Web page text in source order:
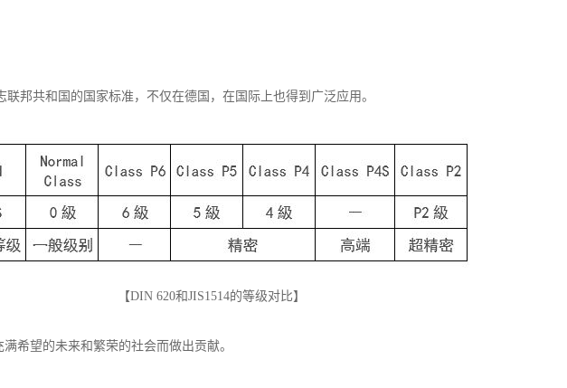
邦共和国的国家标准，不仅在德国，在国际上也得到广泛应用。
【DIN 620和JIS1514的等级对比】
希望的未来和繁荣的社会而做出贡献。